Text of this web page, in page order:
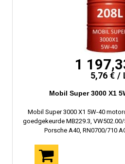
1
5,76 € /
Mobil Super 3000 X1
Mobil Super 3000 X1 5W-40
goedgekeurde MB229.3,
Porsche A40, RN0700/710